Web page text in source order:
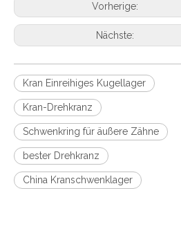
Vorherige:
Nächste:
Kran Einreihiges Kugellager
Kran-Drehkranz
Schwenkring für äußere Zähne
bester Drehkranz
China Kranschwenklager